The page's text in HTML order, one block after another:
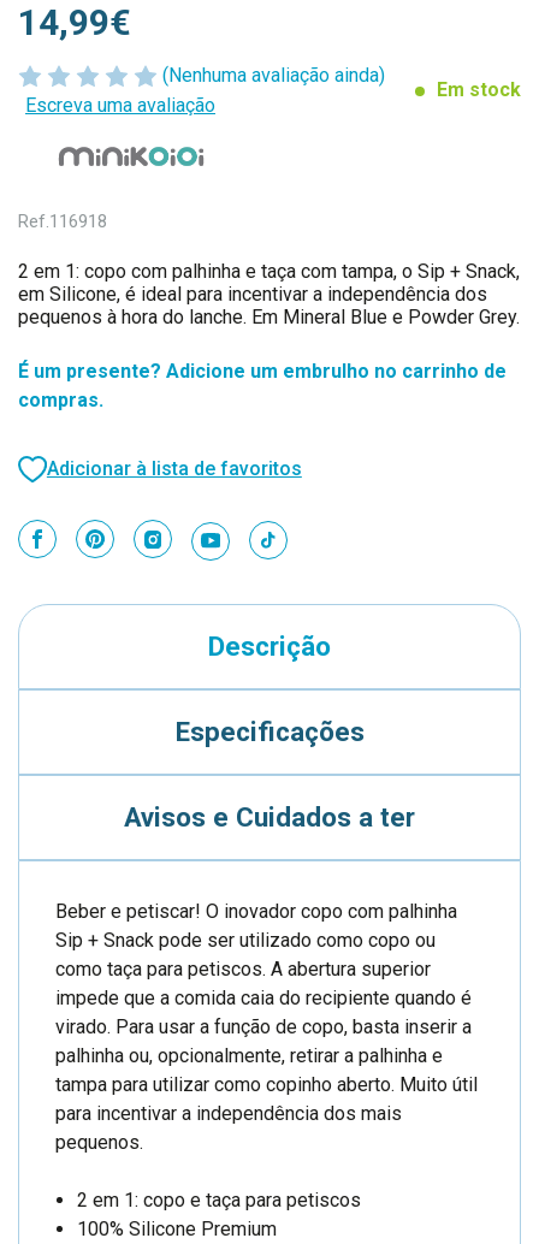
(Nenhuma avaliação ainda)
Escreva uma avaliação
Em stock
14,99€
Ref.116918
2 em 1: copo com palhinha e taça com tampa, o Sip + Snack,
em Silicone, é ideal para incentivar a independência dos
pequenos à hora do lanche. Em Mineral Blue e Powder Grey.
É um presente? Adicione um embrulho no carrinho de
compras.
Adicionar à lista de favoritos
Descrição
Especificações
Avisos e Cuidados a ter
Beber e petiscar! O inovador copo com palhinha
Sip + Snack pode ser utilizado como copo ou
como taça para petiscos. A abertura superior
impede que a comida caia do recipiente quando é
virado. Para usar a função de copo, basta inserir a
palhinha ou, opcionalmente, retirar a palhinha e
tampa para utilizar como copinho aberto. Muito útil
para incentivar a independência dos mais
pequenos.
2 em 1: copo e taça para petiscos
100% Silicone Premium